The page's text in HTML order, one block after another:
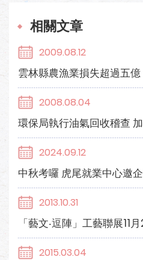
相關文章
2009.08.12
雲林縣農漁業損失超過五億
2008.08.04
環保局執行油氣回收稽查
2024.09.12
中秋考囉 虎尾就業中心邀
2013.10.31
「藝文‧逗陣」工藝聯展11
2015.03.04